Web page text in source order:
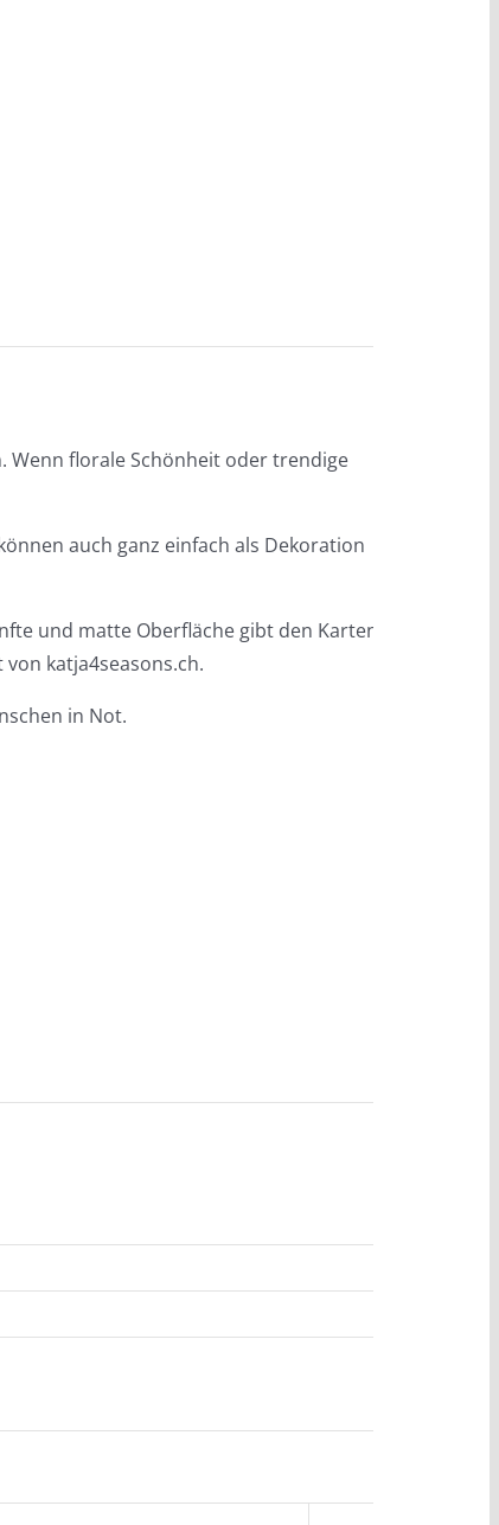
Wenn florale Schönheit oder trendige
auch ganz einfach als Dekoration
und matte Oberfläche gibt den Karten den
katja4seasons.ch.
in Not.